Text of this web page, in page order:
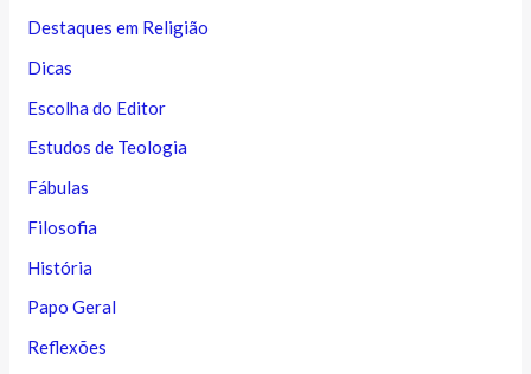
Destaques em Religião
Dicas
Escolha do Editor
Estudos de Teologia
Fábulas
Filosofia
História
Papo Geral
Reflexões